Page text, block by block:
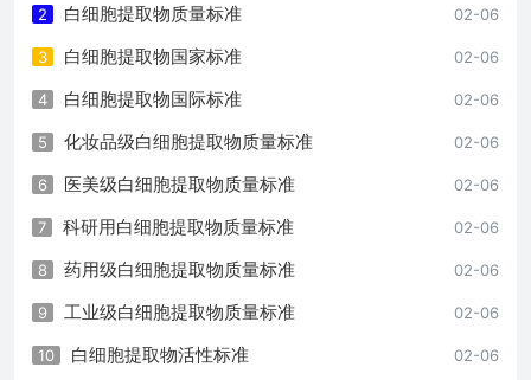
02-06
2 白细胞提取物质量标准
02-06
3 白细胞提取物国家标准
02-06
4 白细胞提取物国际标准
02-06
5 化妆品级白细胞提取物质量标准
02-06
6 医美级白细胞提取物质量标准
02-06
7 科研用白细胞提取物质量标准
02-06
8 药用级白细胞提取物质量标准
02-06
9 工业级白细胞提取物质量标准
02-06
10 白细胞提取物活性标准